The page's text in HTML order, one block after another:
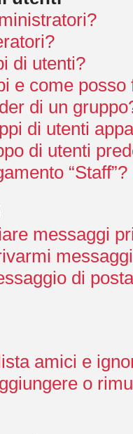
di utenti?
e come
di un
di utenti
di utenti
“Staff”?
messaggi
di
amici e
o